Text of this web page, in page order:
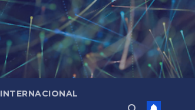
INTERNACIONAL